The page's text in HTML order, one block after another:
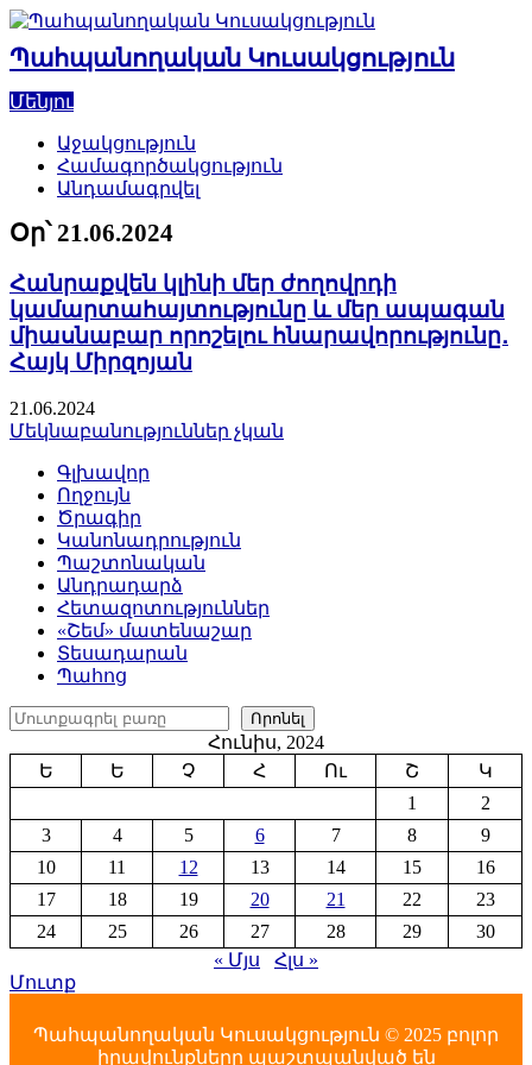
Skip
content
Պահպանողական Կուսակցություն
Մենյու
Աջակցություն
Համագործակցություն
Անդամագրվել
Օր՝21.06.2024
Հանրաքվեն կլինի մեր ժողովրդի
կամարտահայտությունը և մեր ապագան
միասնաբար որոշելու հնարավորությունը․
Հայկ Միրզոյան
21.06.2024
Մեկնաբանություններ չկան
Գլխավոր
Ողջույն
Ծրագիր
Կանոնադրություն
Պաշտոնական
Անդրադարձ
Հետազոտություններ
«Շեմ» մատենաշար
Տեսադարան
Պահոց
Որոնել
Որոնել
Հունիս, 2024
Ե
Ե Չ Հ Ու Շ
Կ
1
2
3
4 5 6 7 8
9
10
11 12 13 14 15
16
17
18 19 20 21 22
23
24
25 26 27 28 29
30
« Մյս
Հլս »
Մուտք
Պահպանողական Կուսակցություն © 2025 բոլոր
իրավունքները պաշտպանված են